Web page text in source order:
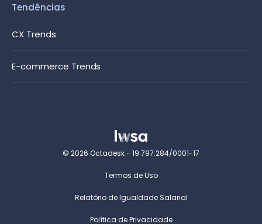
Tendências
CX Trends
E-commerce Trends
© 2026 Octadesk - 19.797.284/0001-17
Termos de Uso
Relatório de Igualdade Salarial
Política de Privacidade